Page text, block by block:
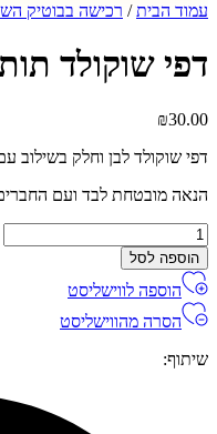
עמוד הבית/רכישה בבוטיק
דפי שוקולד תות
₪30.00
דפי שוקולד לבן וחלק בשילוב
הנאה מובטחת לבד ועם
כמות
של
דפי
שוקולד
תות
הוספה לסל
הוספה לווישליסט
הסרה מהווישליסט
שיתוף: